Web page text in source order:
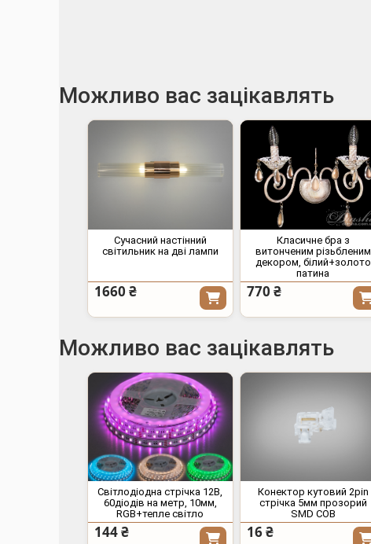
Можливо вас зацікавлять
Сучасний настінний
світильник на дві лампи
1660 ₴
Класичне бра з
витонченим різьбленим
декором, білий+золото
патина
770 ₴
Можливо вас зацікавлять
Світлодіодна стрічка 12В,
60діодів на метр, 10мм,
RGB+тепле світло
144 ₴
Конектор кутовий 2pin
стрічка 5мм прозорий
SMD COB
16 ₴